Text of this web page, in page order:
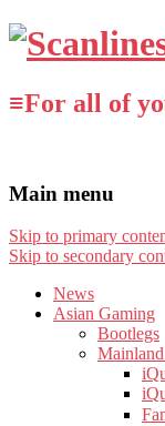
≡For all of
Main menu
Skip to primary
Skip to secondary
News
Asian Gaming
Bootlegs